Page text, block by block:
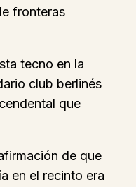
fronteras
tecno en la
club berlinés
que
de que
en el recinto era